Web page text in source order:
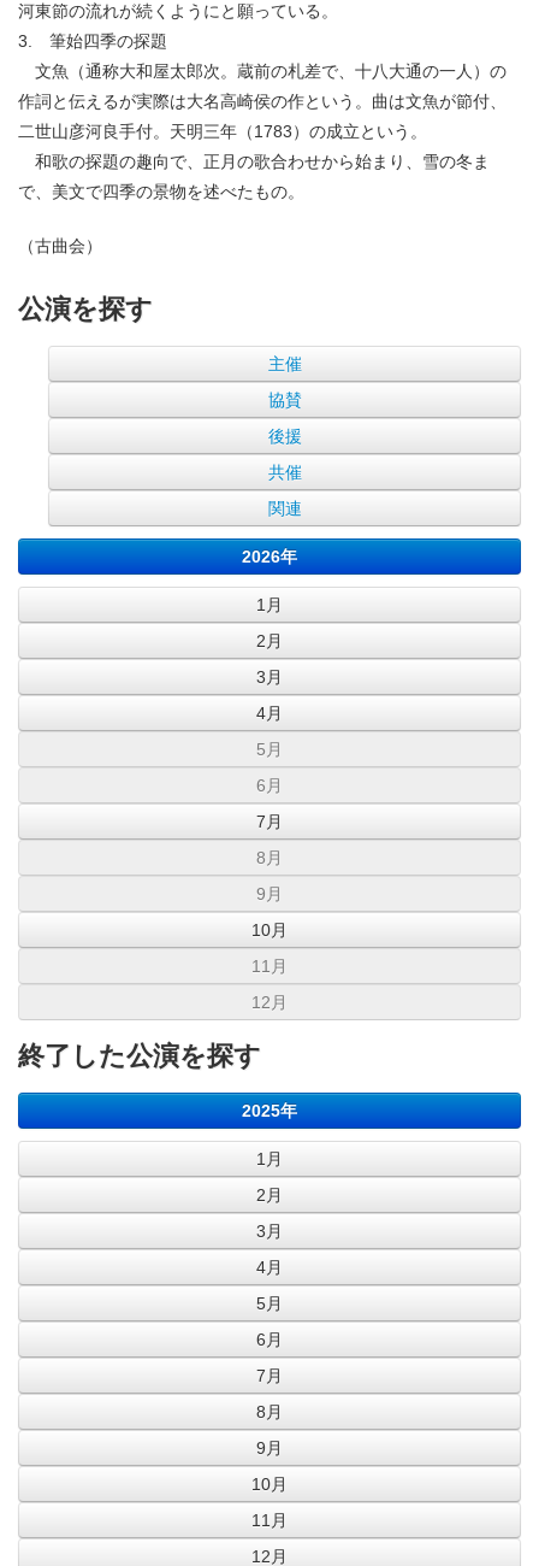
河東節の流れが続くようにと願っている。
3. 筆始四季の探題
文魚（通称大和屋太郎次。蔵前の札差で、十八大通の一人）の
作詞と伝えるが実際は大名高崎侯の作という。曲は文魚が節付、
二世山彦河良手付。天明三年（1783）の成立という。
和歌の探題の趣向で、正月の歌合わせから始まり、雪の冬ま
で、美文で四季の景物を述べたもの。
（古曲会）
公演を探す
主催
協賛
後援
共催
関連
2026年
1月
2月
3月
4月
5月
6月
7月
8月
9月
10月
11月
12月
終了した公演を探す
2025年
1月
2月
3月
4月
5月
6月
7月
8月
9月
10月
11月
12月